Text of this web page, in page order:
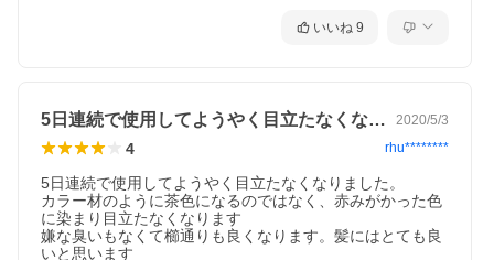
いいね 9
5日連続で使用してようやく目立たなくな… 2020/5/3
4 rhu********
5日連続で使用してようやく目立たなくなりました。
カラー材のように茶色になるのではなく、赤みがかった色
に染まり目立たなくなります
嫌な臭いもなくて櫛通りも良くなります。髪にはとても良
いと思います